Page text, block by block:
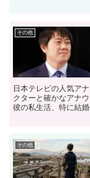
その他
日本テレビの人気ア
クターと確かなアナ
彼の私生活、特に結
その他